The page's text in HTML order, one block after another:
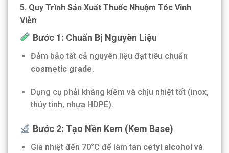
5. Quy Trình Sản Xuất Thuốc Nhuộm Tóc Vĩnh
Viễn
Bước 1: Chuẩn Bị Nguyên Liệu
Đảm bảo tất cả nguyên liệu đạt tiêu chuẩn
cosmetic grade.
Dụng cụ phải kháng kiềm và chịu nhiệt tốt (inox,
thủy tinh, nhựa HDPE).
Bước 2: Tạo Nền Kem (Kem Base)
Gia nhiệt đến 70°C để làm tan cetyl alcoholvà